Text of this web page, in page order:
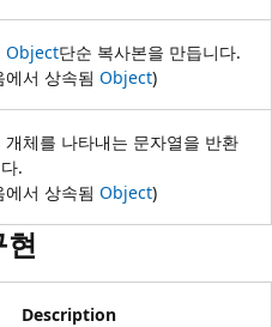
Object단순 복사본을 만듭니다.
에서 상속됨 Object)
개체를 나타내는 문자열을 반환
.
에서 상속됨 Object)
Description